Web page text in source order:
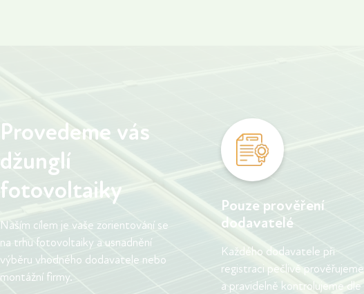
Provedeme vás
džunglí
fotovoltaiky
Naším cílem je vaše zorientování se
na trhu fotovoltaiky a usnadnění
výběru vhodného dodavatele nebo
montážní firmy.
Pouze prověření
dodavatelé
Každého dodavatele při
registraci pečlivě prověřujeme
a pravidelně kontrolujeme dle